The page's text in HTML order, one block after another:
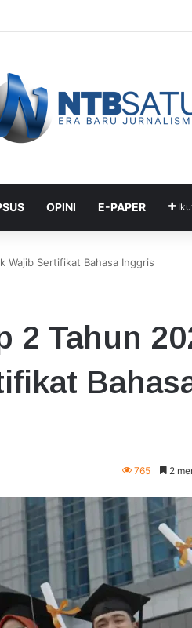
Rencana Hotel Baru Janjikan
OPINI E-PAPER
Wajib Sertifikat Bahasa Inggris
2 Tahun
765 2